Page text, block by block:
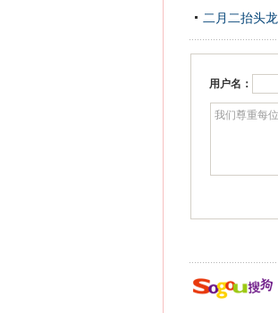
二月二抬头
用户名：